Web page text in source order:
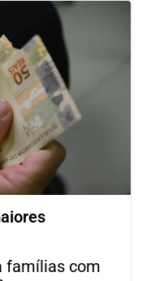
famílias com